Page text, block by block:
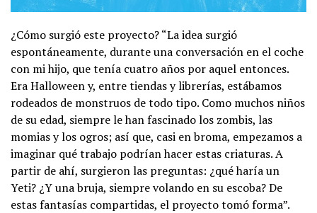
¿Cómo surgió este proyecto? “La idea surgió
espontáneamente, durante una conversación en el coche
con mi hijo, que tenía cuatro años por aquel entonces.
Era Halloween y, entre tiendas y librerías, estábamos
rodeados de monstruos de todo tipo. Como muchos niños
de su edad, siempre le han fascinado los zombis, las
momias y los ogros; así que, casi en broma, empezamos a
imaginar qué trabajo podrían hacer estas criaturas. A
partir de ahí, surgieron las preguntas: ¿qué haría un
Yeti? ¿Y una bruja, siempre volando en su escoba? De
estas fantasías compartidas, el proyecto tomó forma”.